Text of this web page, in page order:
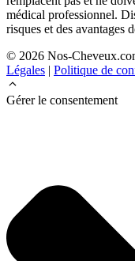
médical professionnel.
risques et des avantages
© 2026 Nos-
Légales | Politique de
Gérer le consentement